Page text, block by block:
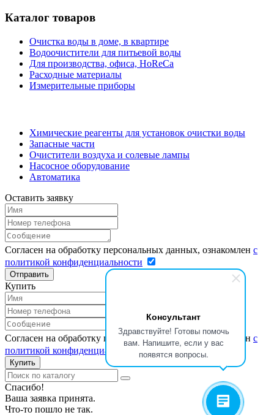
Консультант
Здравствуйте! Готовы помочь
вам. Напишите, если у вас
появятся вопросы.
Каталог товаров
Очистка воды в доме, в квартире
Водоочистители для питьевой воды
Для производства, офиса, HoReCa
Расходные материалы
Измерительные приборы
Химические реагенты для установок очистки воды
Запасные части
Очистители воздуха и солевые лампы
Насосное оборудование
Автоматика
Оставить заявку
Согласен на обработку персональных данных, ознакомлен с
политикой конфиденциальности
Отправить
Купить
Согласен на обработку персональных данных, ознакомлен с
политикой конфиденциальности
Купить
Спасибо!
Ваша заявка принята.
Что-то пошло не так.